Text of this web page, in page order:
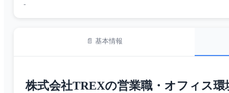
-
📄 基本情報
株式会社TREXの営業職・オフィス